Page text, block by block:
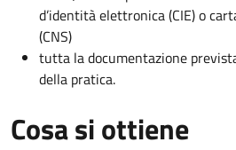
d’identità elettronica (CIE) o
(CNS)
tutta la documentazione
della pratica.
Cosa si ottiene